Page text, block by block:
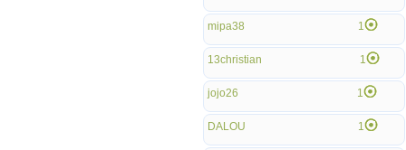
mipa38 1
13christian 1
jojo26 1
DALOU 1